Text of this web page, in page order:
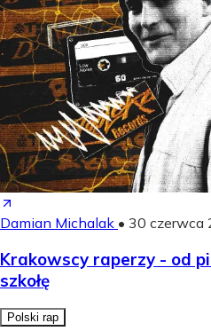
Damian Michalak • 30 czerwca
Krakowscy raperzy - od
szkołę
Polski rap